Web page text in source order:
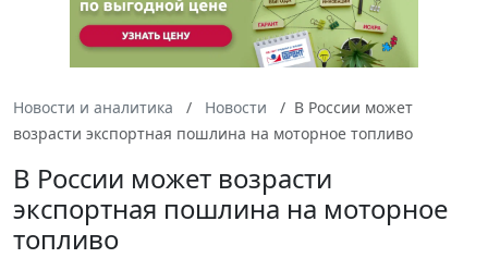
Новости и аналитика Новости
В России может
возрасти экспортная пошлина на моторное топливо
В России может возрасти
экспортная пошлина на моторное
топливо